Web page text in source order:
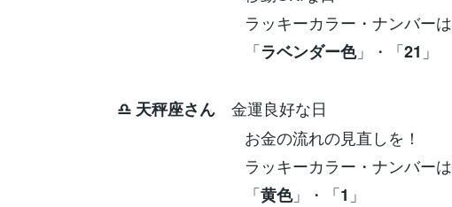
ラッキーカラー・ナンバーは
「ラベンダー色」・「21 」
♎ 天秤座さん 金運良好な日
お金の流れの見直しを！
ラッキーカラー・ナンバーは
「黄色」・「1 」